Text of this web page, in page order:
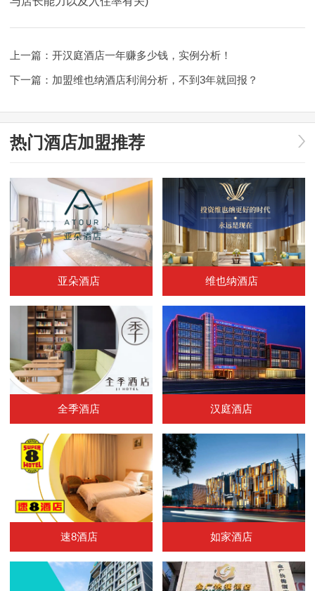
上一篇： 开汉庭酒店一年赚多少钱，实例分析！
下一篇： 加盟维也纳酒店利润分析，不到3年就回报？
热门酒店加盟推荐
亚朵酒店 维也纳酒店
全季酒店 汉庭酒店
速8酒店 如家酒店